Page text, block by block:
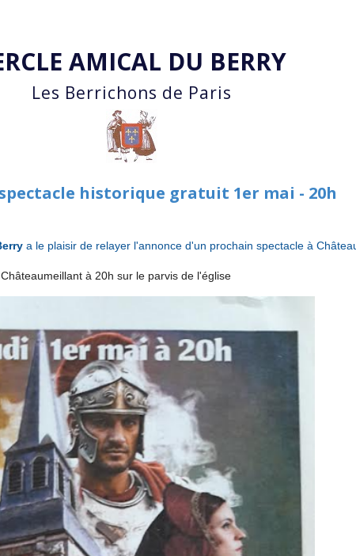
AMICAL DU BERRY
Les Berrichons de Paris
historique gratuit 1er mai - 20h
a le plaisir de relayer l'annonce d'un prochain spectacle à
à 20h sur le parvis de l'église